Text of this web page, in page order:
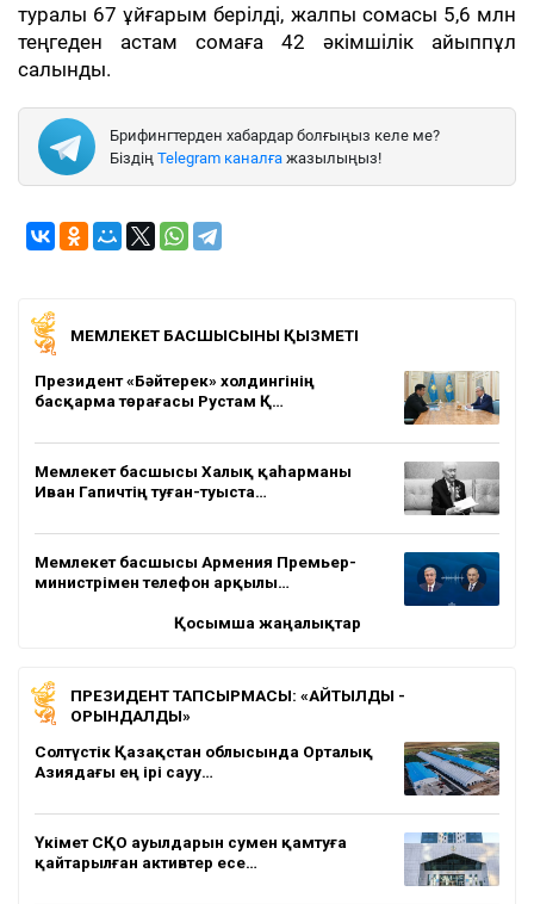
туралы 67 ұйғарым берілді, жалпы сомасы 5,6 млн
теңгеден астам сомаға 42 әкімшілік айыппұл
салынды.
Брифингтерден хабардар болғыңыз келе ме?
Біздің Telegram каналға жазылыңыз!
МЕМЛЕКЕТ БАСШЫСЫНЫҢ ҚЫЗМЕТІ
Президент «Бәйтерек» холдингінің
басқарма төрағасы Рустам Қ…
Мемлекет басшысы Халық қаһарманы
Иван Гапичтің туған-туыста…
Мемлекет басшысы Армения Премьер-
министрімен телефон арқылы…
Қосымша жаңалықтар
ПРЕЗИДЕНТ ТАПСЫРМАСЫ: «АЙТЫЛДЫ -
ОРЫНДАЛДЫ»
Солтүстік Қазақстан облысында Орталық
Азиядағы ең ірі сауу…
Үкімет СҚО ауылдарын сумен қамтуға
қайтарылған активтер есе…